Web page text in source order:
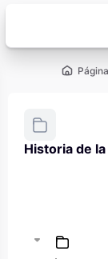
Historia de